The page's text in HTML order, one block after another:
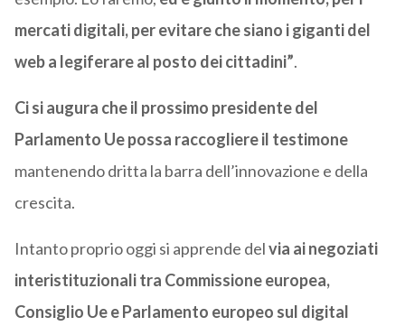
mercati digitali, per evitare che siano i giganti del
web a legiferare al posto dei cittadini”.
Ci si augura che il prossimo presidente del
Parlamento Ue possa raccogliere il testimone
mantenendo dritta la barra dell’innovazione e della
crescita.
Intanto proprio oggi si apprende delvia ai negoziati
interistituzionali tra Commissione europea,
Consiglio Ue e Parlamento europeo sul digital